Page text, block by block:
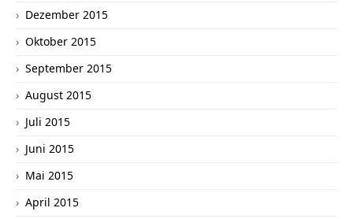
Dezember 2015
Oktober 2015
September 2015
August 2015
Juli 2015
Juni 2015
Mai 2015
April 2015